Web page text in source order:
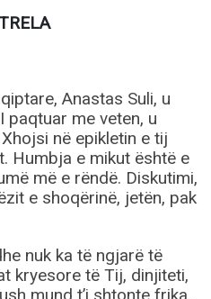
Anastas Suli, u
paqtuar me veten, u
në epikletin e tij
Humbja e mikut është e
më e rëndë. Diskutimi,
e shoqërinë, jetën, pak
nuk ka të ngjarë të
kryesore të Tij, dinjiteti,